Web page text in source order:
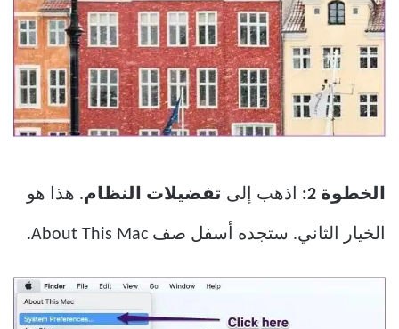
الخطوة 2: اذهب إلى تفضيلات النظام. هذا هو
الخيار الثاني. ستجده أسفل صف About This Mac.